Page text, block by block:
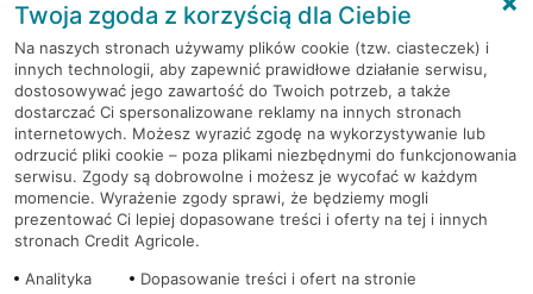
RODO
Regulamin serwisu
Mapa serwisu
PolitykaCookies
Twoja zgoda z korzyścią dla Ciebie
Na naszych stronach używamy plików cookie (tzw. ciasteczek) i
innych technologii, aby zapewnić prawidłowe działanie serwisu,
dostosowywać jego zawartość do Twoich potrzeb, a także
dostarczać Ci spersonalizowane reklamy na innych stronach
internetowych. Możesz wyrazić zgodę na wykorzystywanie lub
odrzucić pliki cookie – poza plikami niezbędnymi do funkcjonowania
serwisu. Zgody są dobrowolne i możesz je wycofać w każdym
momencie. Wyrażenie zgody sprawi, że będziemy mogli
prezentować Ci lepiej dopasowane treści i oferty na tej i innych
stronach Credit Agricole.
Analityka
Dopasowanie treści i ofert na stronie